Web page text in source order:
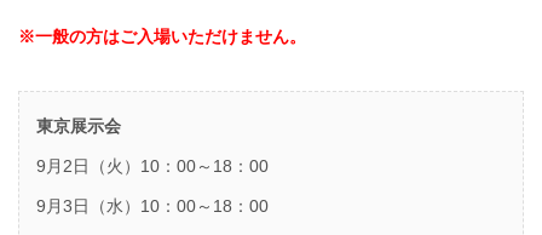
※一般の方はご入場いただけません。
東京展示会
9月2日（火）10：00～18：00
9月3日（水）10：00～18：00